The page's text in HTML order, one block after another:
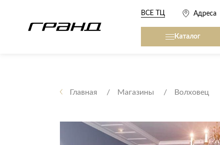
ВСЕ ТЦ Адреса
Каталог
сна
Товары для сна
Главная Магазины Волховец